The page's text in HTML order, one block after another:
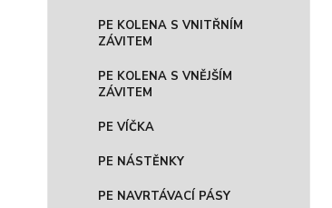
PE KOLENA S VNITŘNÍM
ZÁVITEM
PE KOLENA S VNĚJŠÍM
ZÁVITEM
PE VÍČKA
PE NÁSTĚNKY
PE NAVRTÁVACÍ PÁSY